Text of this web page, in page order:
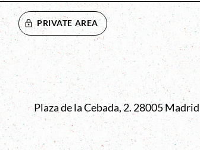
PRIVATE AREA
Plaza de la Cebada, 2. 28005 Madrid